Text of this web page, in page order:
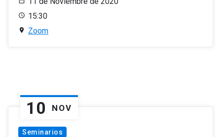
15:30
Zoom
10 NOV
Seminarios